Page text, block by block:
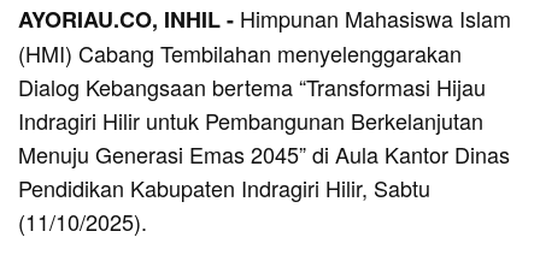
AYORIAU.CO, INHIL - Himpunan Mahasiswa Islam
(HMI) Cabang Tembilahan menyelenggarakan
Dialog Kebangsaan bertema “Transformasi Hijau
Indragiri Hilir untuk Pembangunan Berkelanjutan
Menuju Generasi Emas 2045” di Aula Kantor Dinas
Pendidikan Kabupaten Indragiri Hilir, Sabtu
(11/10/2025).